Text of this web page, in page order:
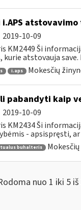
2019-10-09
KM2449 Ši
atstovauja
i.aps Mokesčių
pabandyti kaip
2019-10-09
KM2434 Ši
- apsispręsti, ar
buhalteris
nuo 1 iki 5 iš